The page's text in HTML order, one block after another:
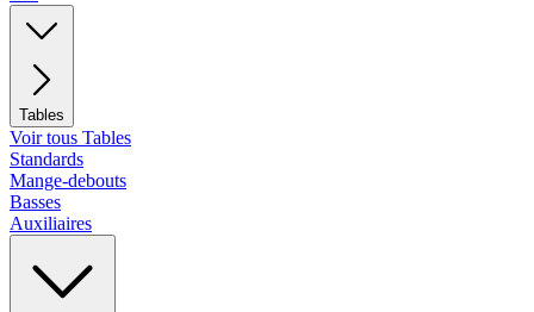
Tables
Voir tous Tables
Standards
Mange-debouts
Basses
Auxiliaires